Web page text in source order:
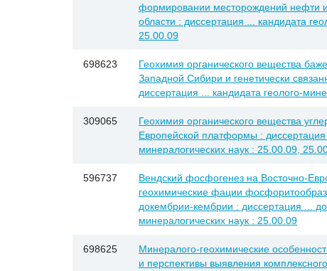
формировании месторождений нефти и
области : диссертация ... кандидата
25.00.09
698623
Геохимия органического вещества
Западной Сибири и генетически
диссертация ... кандидата геолого-
309065
Геохимия органического вещества
Европейской платформы : диссертация
минералогических наук : 25.00.09,
596737
Вендский фосфогенез на Восточно-
геохимические фации
докембрии-кембрии : диссертация ...
минералогических наук : 25.00.09
698625
Минералого-геохимические
и перспективы выявления